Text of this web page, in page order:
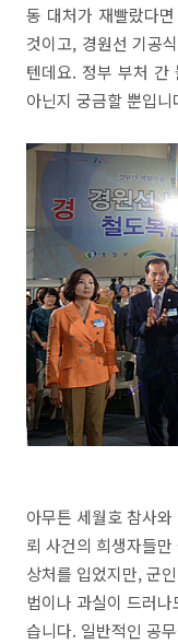
동 대처가 재빨랐다
것이고, 경원선 기공
텐데요. 정부 부처 간
아닌지 궁금할 뿐입니
아무튼 세월호 참사
뢰 사건의 희생자들
상처를 입었지만, 군
법이나 과실이 드러
습니다. 일반적인 공